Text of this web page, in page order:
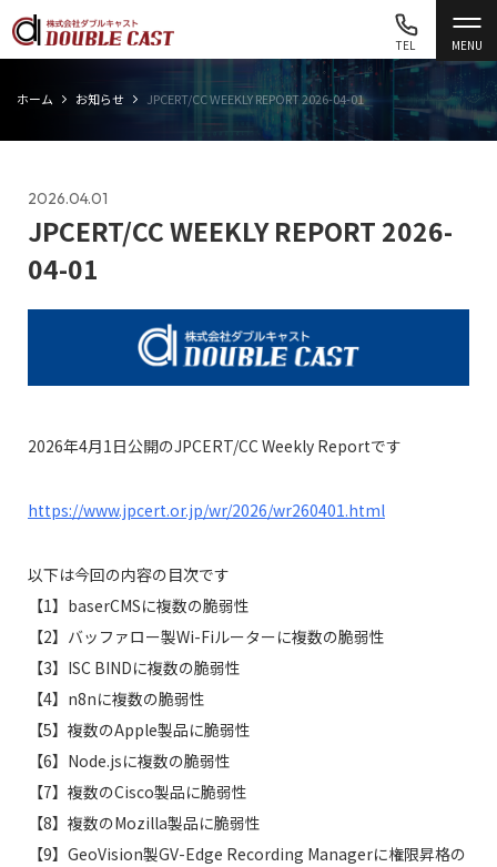
MENU
TEL
ホーム お知らせ JPCERT/CC WEEKLY REPORT 2026-04-01
2026.04.01
JPCERT/CC WEEKLY REPORT 2026-
04-01
2026年4月1日公開のJPCERT/CC Weekly Reportです
https://www.jpcert.or.jp/wr/2026/wr260401.html
以下は今回の内容の目次です
【1】baserCMSに複数の脆弱性
【2】バッファロー製Wi-Fiルーターに複数の脆弱性
【3】ISC BINDに複数の脆弱性
【4】n8nに複数の脆弱性
【5】複数のApple製品に脆弱性
【6】Node.jsに複数の脆弱性
【7】複数のCisco製品に脆弱性
【8】複数のMozilla製品に脆弱性
【9】GeoVision製GV-Edge Recording Managerに権限昇格の